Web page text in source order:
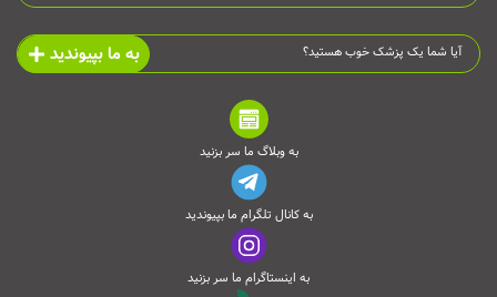
آیا شما یک پزشک خوب هستید؟ به ما بپیوندید
به وبلاگ ما سر بزنید
به کانال تلگرام ما بپیوندید
به اینستاگرام ما سر بزنید